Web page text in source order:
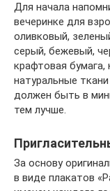
Для начала
вечеринке для
оливковый,
серый, бежевый,
крафтовая
натуральные
должен быть в
тем лучше.
За основу
в виде плакатов